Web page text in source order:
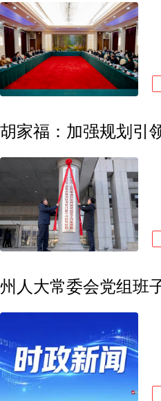
胡家福：加强规划引
州人大常委会党组班